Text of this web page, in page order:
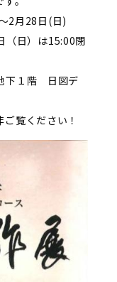
2月28日(日)
（日）は15:00閉
下１階 日図デ
覧ください！